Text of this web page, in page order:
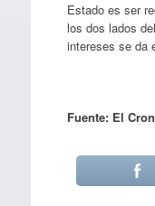
Estado es ser
los dos lados
intereses se da
Fuente: El